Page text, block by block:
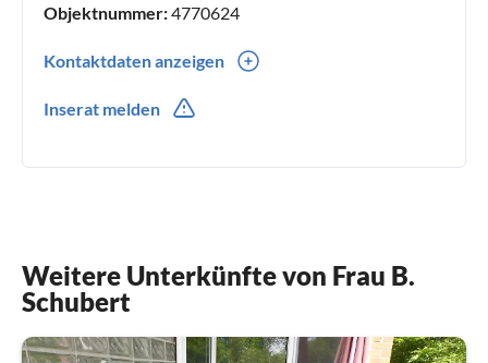
Objektnummer:4770624
Kontaktdaten anzeigen
Inserat melden
Weitere Unterkünfte von Frau B.
Schubert